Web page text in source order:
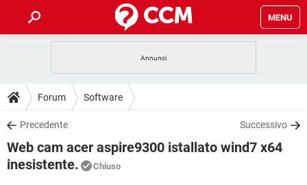
MENU
INTRATTENIMENTO
iOS
INSTAGRAM WHATSAPP
TIKTOK
GUIDE
COVID-19
iOS
DOWNLOAD
COVID-19 GAMING
INTRATTENIMENTO
FORUM
Forum Software
Precedente Successivo
Web cam acer aspire9300 istallato wind7 x64
inesistente.
Chiuso